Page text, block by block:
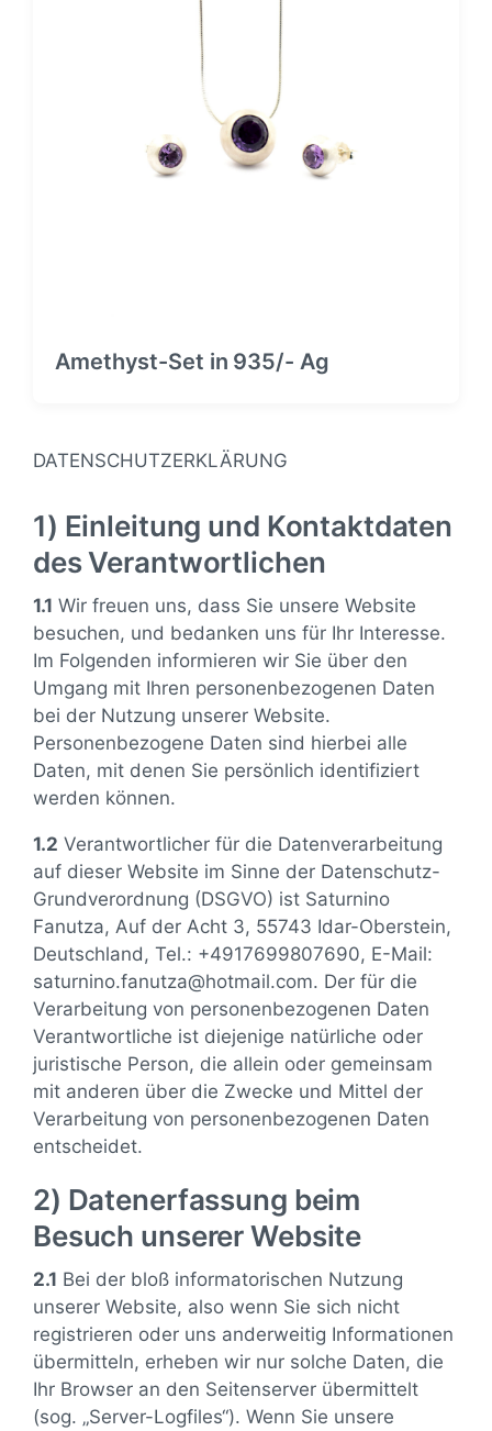
Amethyst-Set in 935/- Ag
DATENSCHUTZERKLÄRUNG
1) Einleitung und Kontaktdaten
des Verantwortlichen
1.1 Wir freuen uns, dass Sie unsere Website
besuchen, und bedanken uns für Ihr Interesse.
Im Folgenden informieren wir Sie über den
Umgang mit Ihren personenbezogenen Daten
bei der Nutzung unserer Website.
Personenbezogene Daten sind hierbei alle
Daten, mit denen Sie persönlich identifiziert
werden können.
1.2 Verantwortlicher für die Datenverarbeitung
auf dieser Website im Sinne der Datenschutz-
Grundverordnung (DSGVO) ist Saturnino
Fanutza, Auf der Acht 3, 55743 Idar-Oberstein,
Deutschland, Tel.: +4917699807690, E-Mail:
saturnino.fanutza@hotmail.com. Der für die
Verarbeitung von personenbezogenen Daten
Verantwortliche ist diejenige natürliche oder
juristische Person, die allein oder gemeinsam
mit anderen über die Zwecke und Mittel der
Verarbeitung von personenbezogenen Daten
entscheidet.
2) Datenerfassung beim
Besuch unserer Website
2.1 Bei der bloß informatorischen Nutzung
unserer Website, also wenn Sie sich nicht
registrieren oder uns anderweitig Informationen
übermitteln, erheben wir nur solche Daten, die
Ihr Browser an den Seitenserver übermittelt
(sog. „Server-Logfiles“). Wenn Sie unsere